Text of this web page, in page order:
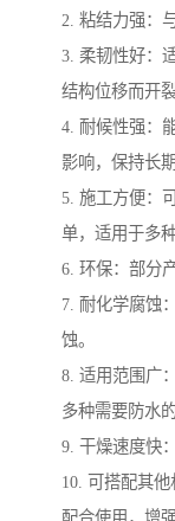
2. 粘结力强：
3. 柔韧性好：
结构位移而开裂
4. 耐候性强：
影响，保持长
5. 施工方便：
单，适用于多种
6. 环保：部分
7. 耐化学腐蚀
蚀。
8. 适用范围广
多种需要防水的
9. 干燥速度快
10. 可搭配其
配合使用，增